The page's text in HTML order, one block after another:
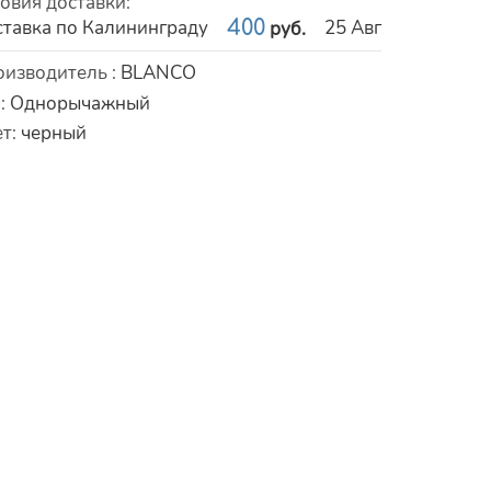
по Калининграду
400 руб.
25 Авг
: BLANCO
: Однорычажный
: черный